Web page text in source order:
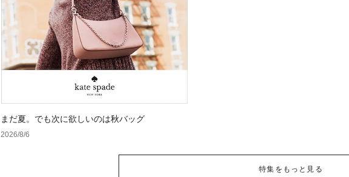
まだ夏。でも次に欲しいのは秋バッグ
2026/8/6
特集をもっと見る